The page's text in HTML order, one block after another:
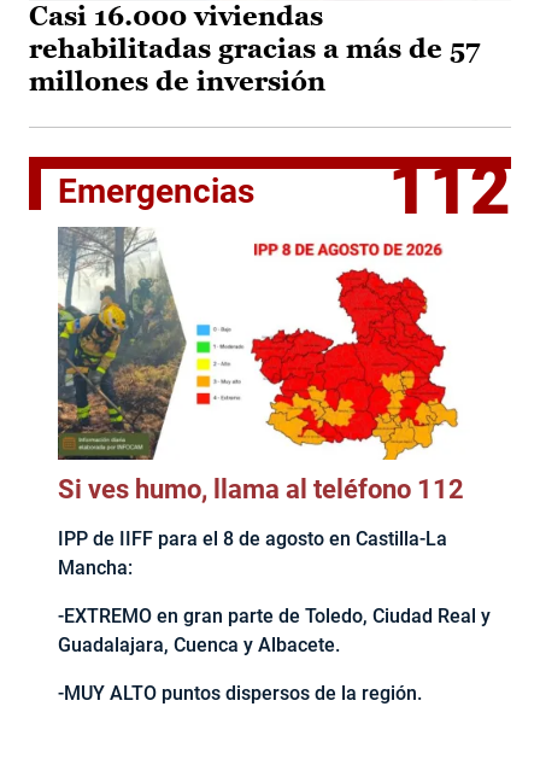
Casi 16.000 viviendas
rehabilitadas gracias a más de 57
millones de inversión
Emergencias 112
Si ves humo, llama al teléfono 112
IPP de IIFF para el 8 de agosto en Castilla-La
Mancha:
-EXTREMO en gran parte de Toledo, Ciudad Real y
Guadalajara, Cuenca y Albacete.
-MUY ALTO puntos dispersos de la región.